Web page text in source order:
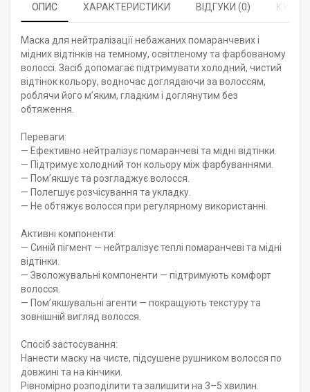
ОПИС ХАРАКТЕРИСТИКИ ВІДГУКИ (0)
Маска для нейтралізації небажаних помаранчевих і
мідних відтінків на темному, освітленому та фарбованому
волоссі. Засіб допомагає підтримувати холодний, чистий
відтінок кольору, водночас доглядаючи за волоссям,
роблячи його м’яким, гладким і доглянутим без
обтяження.
Переваги:
— Ефективно нейтралізує помаранчеві та мідні відтінки.
— Підтримує холодний тон кольору між фарбуваннями.
— Пом’якшує та розгладжує волосся.
— Полегшує розчісування та укладку.
— Не обтяжує волосся при регулярному використанні.
Активні компоненти:
— Синій пігмент — нейтралізує теплі помаранчеві та мідні
відтінки.
— Зволожувальні компоненти — підтримують комфорт
волосся.
— Пом’якшувальні агенти — покращують текстуру та
зовнішній вигляд волосся.
Спосіб застосування:
Нанести маску на чисте, підсушене рушником волосся по
довжині та на кінчики.
Рівномірно розподілити та залишити на 3–5 хвилин.